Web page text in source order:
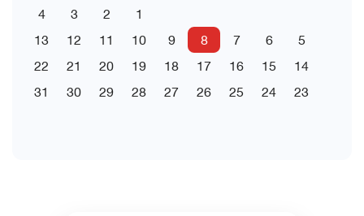
1
2
3
4
5
6
7
8
9
10
11
12
13
14
15
16
17
18
19
20
21
22
23
24
25
26
27
28
29
30
31